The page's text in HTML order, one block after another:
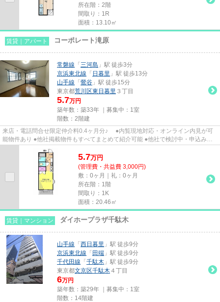
所在階：2階
間取り：1R
面積：13.10㎡
賃貸｜アパート コーポレート滝原
常磐線 「 三河島 」駅 徒歩3分
京浜東北線 「 日暮里 」駅 徒歩13分
山手線 「 鶯谷 」駅 徒歩15分
東京都荒川区東日暮里 ３丁目
5.7万円
築年数：築33年 ｜募集中： 1室
階数：2階建
来店・電話問合せ限定仲介料0.4ヶ月分♪ ●内覧現地対応・オンライン内見が可
能物件あり ●他社掲載物件もすべてまとめて紹介可能 ●他社で検討中・申込み済
みのお客様、初期費用がさら...
5.7万円
(管理費・共益費 3,000円)
敷：0ヶ月｜礼：0ヶ月
所在階：1階
間取り：1K
面積：20.46㎡
賃貸｜マンション ダイホープラザ千駄木
山手線 「 西日暮里 」駅 徒歩9分
京浜東北線 「 田端 」駅 徒歩9分
千代田線 「 千駄木 」駅 徒歩9分
東京都文京区千駄木 ４丁目
6万円
築年数：築29年 ｜募集中： 1室
階数：14階建